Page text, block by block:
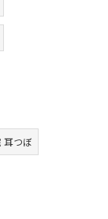
耳つぼ